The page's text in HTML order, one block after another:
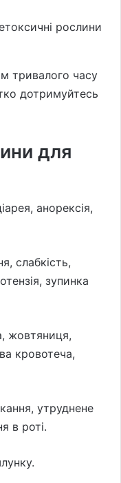
рослини
тривалого часу
дотримуйтесь
для
анорексія,
слабкість,
зупинка
жовтяниця,
кровотеча,
утруднене
в роті.